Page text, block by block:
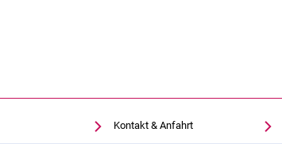
Kontakt & Anfahrt